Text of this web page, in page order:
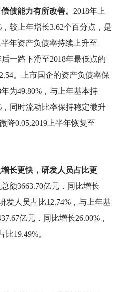
债能力有所改善。 2018年上
较上年增长3.62个百分点，是
年资产负债率持续上升至
一路下滑至2018年最低点的
。上市国企的资产负债率保
为49.80%，与上年基本持
，同时流动比率保持稳定微升
降0.05,2019上半年恢复至
长更快，研发人员占比更
额3663.70亿元，同比增长
发人员占比12.74%，与上年基
亿元，同比增长26.00%，
19.49%。